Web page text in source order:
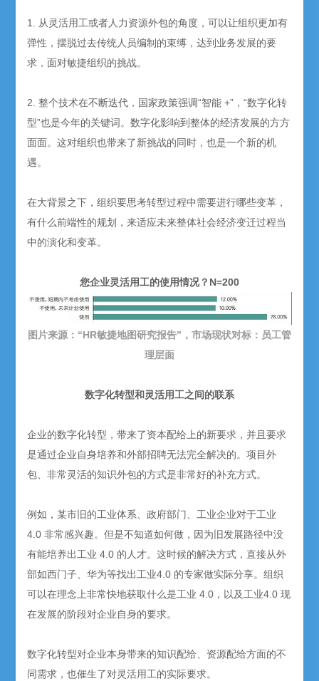
1. 从灵活用工或者人力资源外包的角度，可以让组织更加有
弹性，摆脱过去传统人员编制的束缚，达到业务发展的要
求，面对敏捷组织的挑战。
2. 整个技术在不断迭代，国家政策强调“智能 +”，“数字化转
型”也是今年的关键词。数字化影响到整体的经济发展的方方
面面。这对组织也带来了新挑战的同时，也是一个新的机
遇。
在大背景之下，组织要思考转型过程中需要进行哪些变革，
有什么前端性的规划，来适应未来整体社会经济变迁过程当
中的演化和变革。
您企业灵活用工的使用情况？N=200
图片来源：“HR敏捷地图研究报告”，市场现状对标：员工管
理层面
数字化转型和灵活用工之间的联系
企业的数字化转型，带来了资本配给上的新要求，并且要求
是通过企业自身培养和外部招聘无法完全解决的。项目外
包、非常灵活的知识外包的方式是非常好的补充方式。
例如，某市旧的工业体系、政府部门、工业企业对于工业
4.0 非常感兴趣。但是不知道如何做，因为旧发展路径中没
有能培养出工业 4.0 的人才。这时候的解决方式，直接从外
部如西门子、华为等找出工业4.0 的专家做实际分享。组织
可以在理念上非常快地获取什么是工业 4.0，以及工业4.0 现
在发展的阶段对企业自身的要求。
数字化转型对企业本身带来的知识配给、资源配给方面的不
同需求，也催生了对灵活用工的实际要求。